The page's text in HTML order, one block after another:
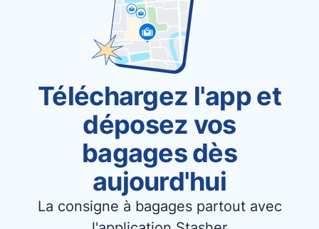
Téléchargez l'app et
déposez vos
bagages dès
aujourd'hui
La consigne à bagages partout avec